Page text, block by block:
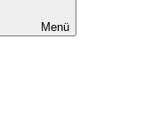
Menü